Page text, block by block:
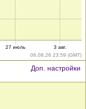
06.08.26 23:59 (GMT)
27 июль 3 авг.
Доп. настройки